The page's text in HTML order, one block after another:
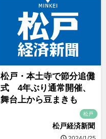
松戸・本土寺で節分追儺
式 4年ぶり通常開催、
舞台上から豆まきも
松戸
松戸経済新聞